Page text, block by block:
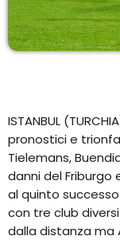
ISTANBUL
pronostici e
Tielemans,
danni del Friburgo
al quinto
con tre club
dalla distanza ma